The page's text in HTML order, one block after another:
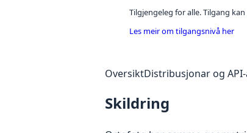
Tilgjengeleg for alle. Tilgang
Les meir om tilgangsnivå her
OversiktDistribusjonar og
Skildring